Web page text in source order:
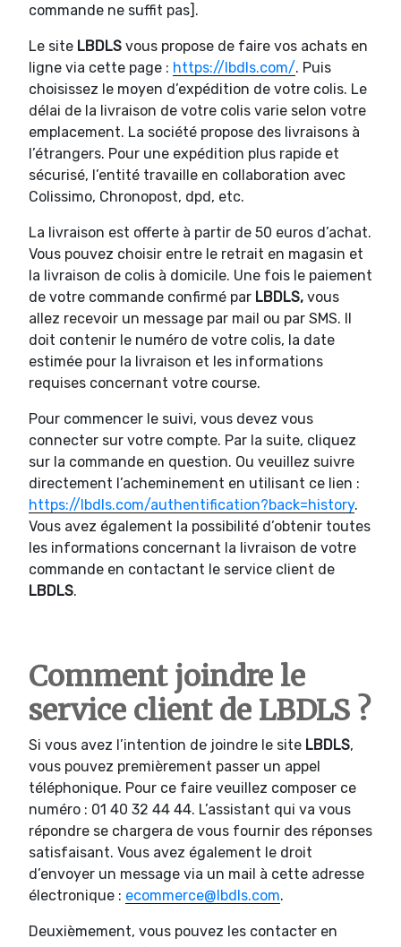
commande ne suffit pas].
Le site LBDLS vous propose de faire vos achats en
ligne via cette page : https://lbdls.com/. Puis
choisissez le moyen d’expédition de votre colis. Le
délai de la livraison de votre colis varie selon votre
emplacement. La société propose des livraisons à
l’étrangers. Pour une expédition plus rapide et
sécurisé, l’entité travaille en collaboration avec
Colissimo, Chronopost, dpd, etc.
La livraison est offerte à partir de 50 euros d’achat.
Vous pouvez choisir entre le retrait en magasin et
la livraison de colis à domicile. Une fois le paiement
de votre commande confirmé par LBDLS, vous
allez recevoir un message par mail ou par SMS. Il
doit contenir le numéro de votre colis, la date
estimée pour la livraison et les informations
requises concernant votre course.
Pour commencer le suivi, vous devez vous
connecter sur votre compte. Par la suite, cliquez
sur la commande en question. Ou veuillez suivre
directement l’acheminement en utilisant ce lien :
https://lbdls.com/authentification?back=history.
Vous avez également la possibilité d’obtenir toutes
les informations concernant la livraison de votre
commande en contactant le service client de
LBDLS.
Comment joindre le
service client de LBDLS ?
Si vous avez l’intention de joindre le site LBDLS,
vous pouvez premièrement passer un appel
téléphonique. Pour ce faire veuillez composer ce
numéro : 01 40 32 44 44. L’assistant qui va vous
répondre se chargera de vous fournir des réponses
satisfaisant. Vous avez également le droit
d’envoyer un message via un mail à cette adresse
électronique : ecommerce@lbdls.com.
Deuxièmement, vous pouvez les contacter en